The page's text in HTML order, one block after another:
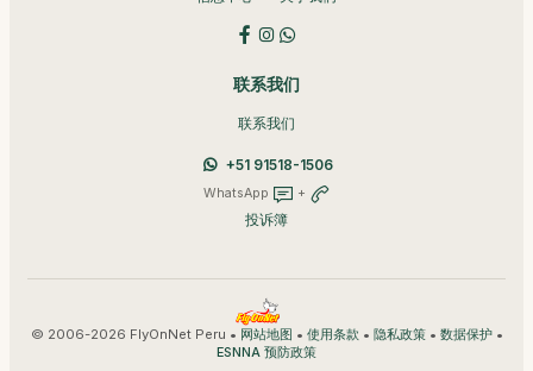
联系我们
联系我们
+51 91518-1506
WhatsApp +
投诉簿
© 2006-2026 FlyOnNet Peru • 网站地图 • 使用条款 • 隐私政策• 数据保护•
ESNNA 预防政策